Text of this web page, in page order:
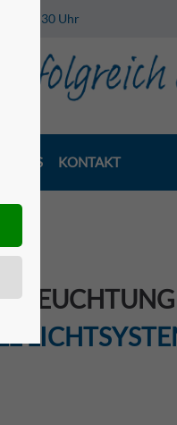
- 13:30 Uhr
EVELS KONTAKT